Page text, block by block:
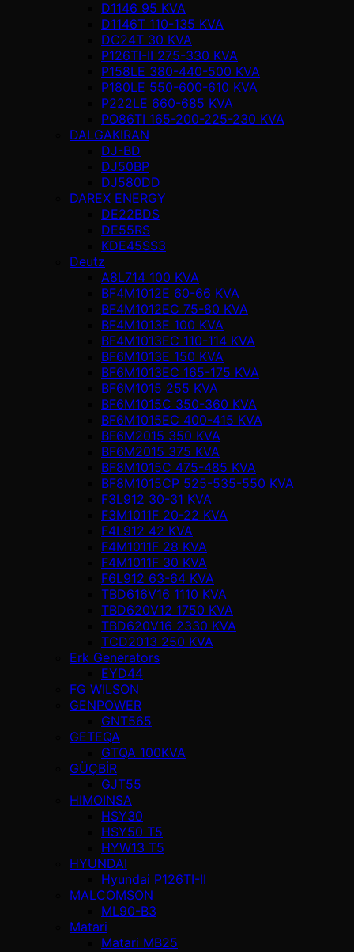
D1146 95 KVA
D1146T 110-135 KVA
DC24T 30 KVA
P126TI-II 275-330 KVA
P158LE 380-440-500 KVA
P180LE 550-600-610 KVA
P222LE 660-685 KVA
PO86TI 165-200-225-230 KVA
DALGAKIRAN
DJ-BD
DJ50BP
DJ580DD
DAREX ENERGY
DE22BDS
DE55RS
KDE45SS3
Deutz
A8L714 100 KVA
BF4M1012E 60-66 KVA
BF4M1012EC 75-80 KVA
BF4M1013E 100 KVA
BF4M1013EC 110-114 KVA
BF6M1013E 150 KVA
BF6M1013EC 165-175 KVA
BF6M1015 255 KVA
BF6M1015C 350-360 KVA
BF6M1015EC 400-415 KVA
BF6M2015 350 KVA
BF6M2015 375 KVA
BF8M1015C 475-485 KVA
BF8M1015CP 525-535-550 KVA
F3L912 30-31 KVA
F3M1011F 20-22 KVA
F4L912 42 KVA
F4M1011F 28 KVA
F4M1011F 30 KVA
F6L912 63-64 KVA
TBD616V16 1110 KVA
TBD620V12 1750 KVA
TBD620V16 2330 KVA
TCD2013 250 KVA
Erk Generators
EYD44
FG WILSON
GENPOWER
GNT565
GETEQA
GTQA 100KVA
GÜÇBİR
GJT55
HIMOINSA
HSY30
HSY50 T5
HYW13 T5
HYUNDAI
Hyundai P126TI-II
MALCOMSON
ML90-B3
Matari
Matari MB25